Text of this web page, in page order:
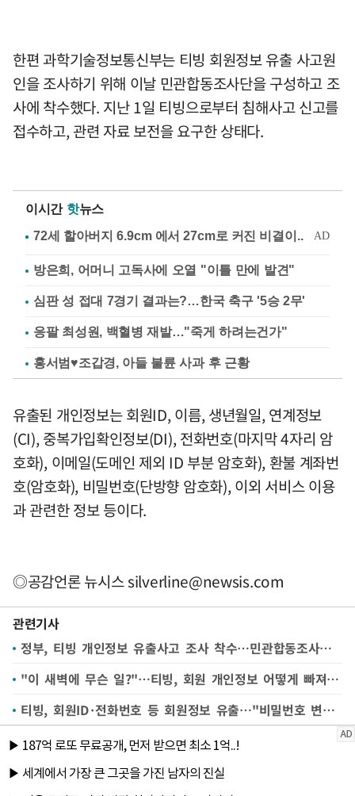
한편 과학기술정보통신부는 티빙 회원정보 유출 사고원
인을 조사하기 위해 이날 민관합동조사단을 구성하고 조
사에 착수했다. 지난 1일 티빙으로부터 침해사고 신고를
접수하고, 관련 자료 보전을 요구한 상태다.
이시간 핫뉴스
방은희, 어머니 고독사에 오열 "이틀 만에 발견"
심판 성 접대 7경기 결과는?…한국 축구 '5승 2무'
응팔 최성원, 백혈병 재발…"죽게 하려는건가"
홍서범♥조갑경, 아들 불륜 사과 후 근황
유출된 개인정보는 회원ID, 이름, 생년월일, 연계정보
(CI), 중복가입확인정보(DI), 전화번호(마지막 4자리 암
호화), 이메일(도메인 제외 ID 부분 암호화), 환불 계좌번
호(암호화), 비밀번호(단방향 암호화), 이외 서비스 이용
과 관련한 정보 등이다.
◎공감언론 뉴시스silverline@newsis.com
관련기사
정부, 티빙 개인정보 유출사고 조사 착수…민관합동조사단 구성
"이 새벽에 무슨 일?"…티빙, 회원 개인정보 어떻게 빠져나갔나
티빙, 회원ID·전화번호 등 회원정보 유출…"비밀번호 변경 권장"